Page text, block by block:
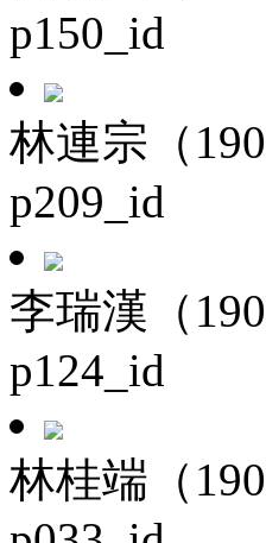
p150_id
林連宗（
p209_id
李瑞漢（
p124_id
林桂端（